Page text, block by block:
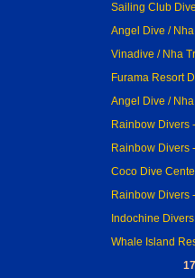
Sailing Club
Angel Dive /
Vinadive / Nha
Furama Resort
Angel Dive /
Rainbow Divers
Rainbow Divers
Coco Dive
Rainbow Divers
Indochine
Whale Island